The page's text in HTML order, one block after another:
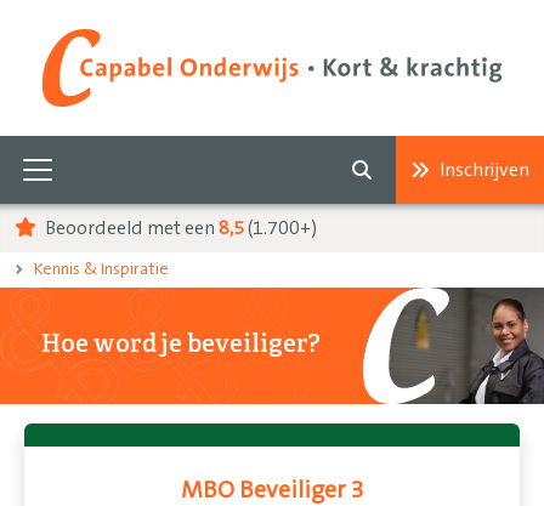
Inschrijven
Beoordeeld met een 8,5(1.700+)
Kennis & Inspiratie
Hoe word je beveiliger?
MBO Beveiliger 3